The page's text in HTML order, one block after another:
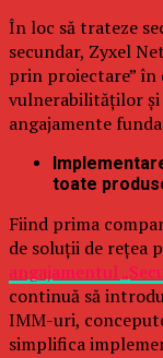
În loc să trateze
secundar, Zyxel
prin proiectare” în
vulnerabilităților
angajamente
toate
Fiind prima
de soluții de rețea
angajamentul
continuă să
IMM-uri,
simplifica